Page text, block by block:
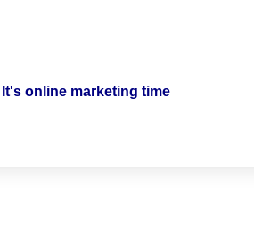
It's online marketing time